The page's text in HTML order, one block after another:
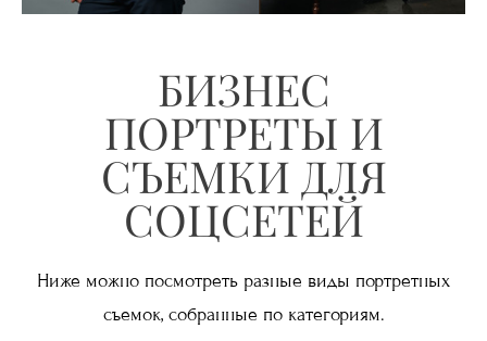
БИЗНЕС
ПОРТРЕТЫ И
СЪЕМКИ ДЛЯ
СОЦСЕТЕЙ
Ниже можно посмотреть разные виды портретных
съемок, собранные по категориям.